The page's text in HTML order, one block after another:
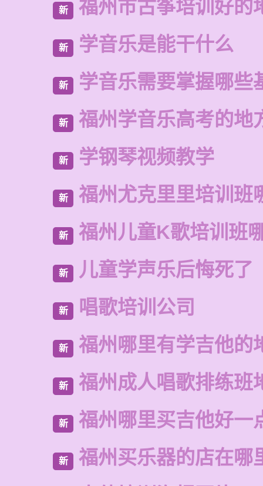
新 福州市古筝培训好的
新 学音乐是能干什么
新 学音乐需要掌握哪些
新 福州学音乐高考的地
新 学钢琴视频教学
新 福州尤克里里培训班
新 福州儿童K歌培训班
新 儿童学声乐后悔死了
新 唱歌培训公司
新 福州哪里有学吉他的
新 福州成人唱歌排练班
新 福州哪里买吉他好一
新 福州买乐器的店在哪